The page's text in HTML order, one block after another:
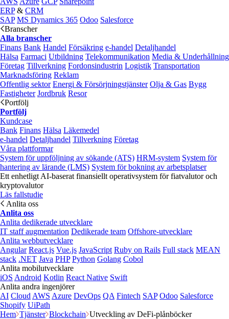
ERP& CRM
SAP MS Dynamics 365 Odoo Salesforce
Branscher
Alla branscher
Finans Bank Handel Försäkring e‑handel Detaljhandel
Hälsa Farmaci Utbildning Telekommunikation Media & Underhållning
Företag Tillverkning Fordonsindustrin Logistik Transportation
Marknadsföring Reklam
Offentlig sektor Energi & Försörjningstjänster Olja & Gas Bygg
Fastigheter Jordbruk Resor
Portfölj
Portfölj
Kundcase
Bank Finans Hälsa Läkemedel
e‑handel Detaljhandel Tillverkning Företag
Våra plattformar
System för uppföljning av sökande (ATS) HRM-system System för
hantering av lärande (LMS) System för bokning av arbetsplatser
Ett enhetligt AI-baserat finansiellt operativsystem för fiatvalutor och
kryptovalutor
Läs fallstudie
Anlita oss
Anlita oss
Anlita dedikerade utvecklare
IT staff augmentation Dedikerade team Offshore-utvecklare
Anlita webbutvecklare
Angular React.js Vue.js JavaScript Ruby on Rails Full stack MEAN
stack .NET Java PHP Python Golang Cobol
Anlita mobilutvecklare
iOS Android Kotlin React Native Swift
Anlita andra ingenjörer
AI Cloud AWS Azure DevOps QA Fintech SAP Odoo Salesforce
Shopify UiPath
Hem Tjänster Blockchain Utveckling av DeFi-plånböcker